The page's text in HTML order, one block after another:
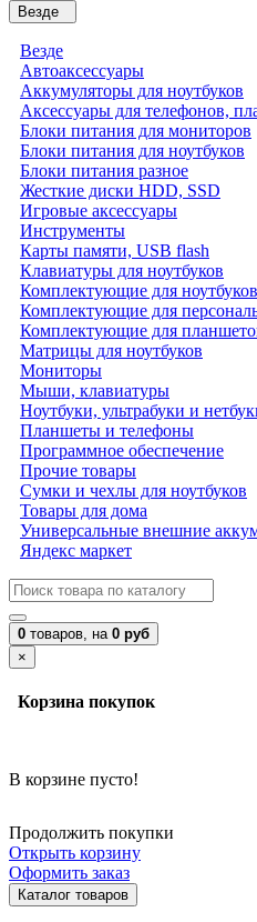
Везде
Везде
Автоаксессуары
Аккумуляторы для ноутбуков
Аксессуары для телефонов,
Блоки питания для мониторов
Блоки питания для ноутбуков
Блоки питания разное
Жесткие диски HDD, SSD
Игровые аксессуары
Инструменты
Карты памяти, USB flash
Клавиатуры для ноутбуков
Комплектующие для ноутбуков
Комплектующие для
Комплектующие для
Матрицы для ноутбуков
Мониторы
Мыши, клавиатуры
Ноутбуки, ультрабуки и
Планшеты и телефоны
Программное обеспечение
Прочие товары
Сумки и чехлы для ноутбуков
Товары для дома
Универсальные внешние
Яндекс маркет
0 товаров, на 0 руб
×
Корзина покупок
В корзине пусто!
Продолжить покупки
Открыть корзину
Оформить заказ
Каталог товаров